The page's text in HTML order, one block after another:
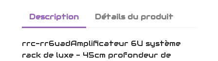
Description Détails du produit
rrc-rr6uadAmplificateur 6U système
rack de luxe - 45cm profondeur de